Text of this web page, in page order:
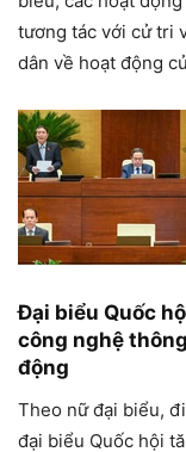
tương tác với cử tri
dân về hoạt động
Đại biểu Quốc
công nghệ
động
Theo nữ đại biểu,
đại biểu Quốc hội